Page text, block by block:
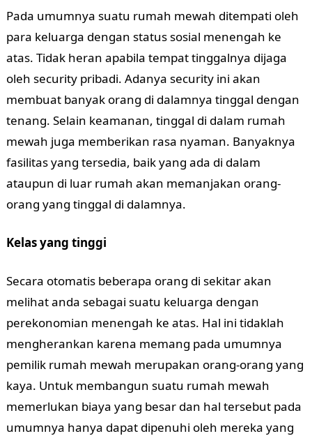
Pada umumnya suatu rumah mewah ditempati oleh
para keluarga dengan status sosial menengah ke
atas. Tidak heran apabila tempat tinggalnya dijaga
oleh security pribadi. Adanya security ini akan
membuat banyak orang di dalamnya tinggal dengan
tenang. Selain keamanan, tinggal di dalam rumah
mewah juga memberikan rasa nyaman. Banyaknya
fasilitas yang tersedia, baik yang ada di dalam
ataupun di luar rumah akan memanjakan orang-
orang yang tinggal di dalamnya.
Kelas yang tinggi
Secara otomatis beberapa orang di sekitar akan
melihat anda sebagai suatu keluarga dengan
perekonomian menengah ke atas. Hal ini tidaklah
mengherankan karena memang pada umumnya
pemilik rumah mewah merupakan orang-orang yang
kaya. Untuk membangun suatu rumah mewah
memerlukan biaya yang besar dan hal tersebut pada
umumnya hanya dapat dipenuhi oleh mereka yang